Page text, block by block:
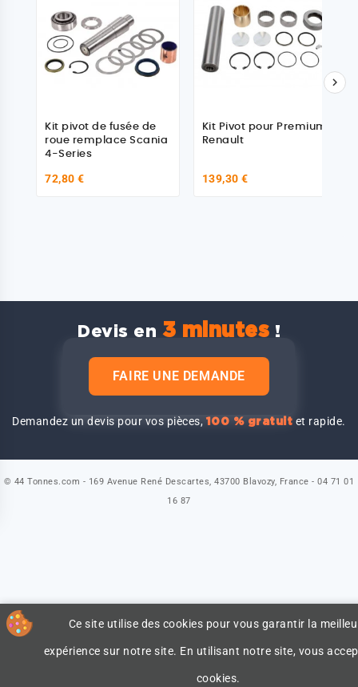
Kit pivot de fusée de
roue remplace Scania
4-Series
72,80 €
Kit Pivot pour Premium
Renault
139,30 €

Devis en 3 minutes !
FAIRE UNE DEMANDE
Demandez un devis pour vos pièces,100 % gratuit et rapide.
Ce site utilise des cookies pour vous garantir la
expérience sur notre site. En utilisant notre site, vous
cookies.
© 44 Tonnes.com - 169 Avenue René Descartes, 43700 Blavozy, France - 04 71 01
16 87